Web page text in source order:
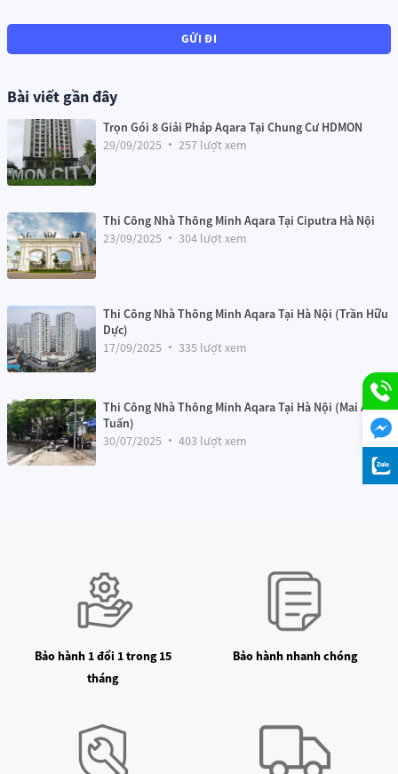
– Tích hợpApple HomeKit, bạn có thể điều khiển rèm trực tiếp trên
để phù hợp với nhu cầu ánh sáng và bảo vệ nội thất.
Tiết kiệm năng lượng, dễ dàng lắp đặt
Động cơ rèm kéo ngang Aqara C3 ZNCLDJ01LM
– Công suất đầu vào định mức
– Kích thước động cơ315×50×50mm, gọn gàng, dễ dàng lắp đặt
trong mọi không gian rèm.
– Mức bảo vệ IP40 giúp chống bụi hiệu quả, tăng tuổi thọ sản
315×50×50 mm
Kết nối không dây
Dòng định mức
0,22A
Tốc độ định mức
Mức độ bảo vệ
Bài viết gần đây
Trọn Gói 8 Giải Pháp Aqara Tại Chung Cư HDMON
29/09/2025
257 lượt xem
Thi Công Nhà Thông Minh Aqara Tại Ciputra Hà Nội
23/09/2025
304 lượt xem
Thi Công Nhà Thông Minh Aqara Tại Hà Nội (Trần Hữu
Dực)
17/09/2025
335 lượt xem
Thi Công Nhà Thông Minh Aqara Tại Hà Nội (Mai Anh
Tuấn)
30/07/2025
403 lượt xem
Bảo hành 1 đổi 1 trong 15
tháng
Bảo hành nhanh chóng